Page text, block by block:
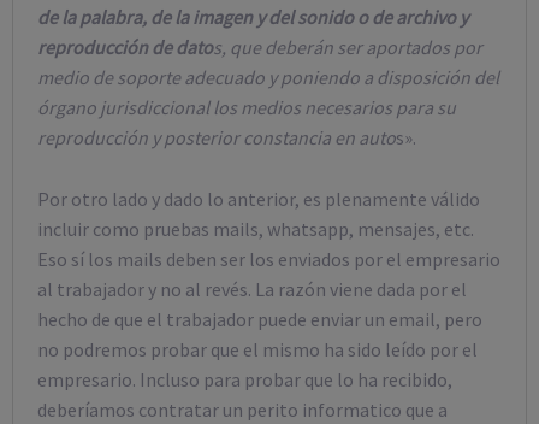
de la palabra, de la imagen y del sonido o de archivo y
reproducción de datos, que deberán ser aportados por
medio de soporte adecuado y poniendo a disposición del
órgano jurisdiccional los medios necesarios para su
reproducción y posterior constancia en autos».
Por otro lado y dado lo anterior, es plenamente válido
incluir como pruebas mails, whatsapp, mensajes, etc.
Eso sí los mails deben ser los enviados por el empresario
al trabajador y no al revés. La razón viene dada por el
hecho de que el trabajador puede enviar un email, pero
no podremos probar que el mismo ha sido leído por el
empresario. Incluso para probar que lo ha recibido,
deberíamos contratar un perito informatico que a